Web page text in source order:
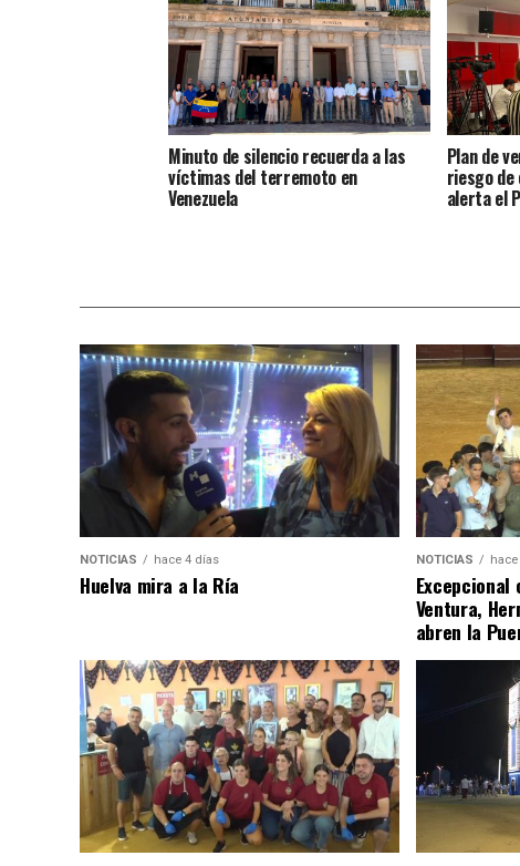
Minuto de silencio recuerda a las
víctimas del terremoto en
Venezuela
Plan de
riesgo de
alerta el
NOTICIAS hace 4 días
Huelva mira a la Ría
NOTICIAS
Ventura,
abren la